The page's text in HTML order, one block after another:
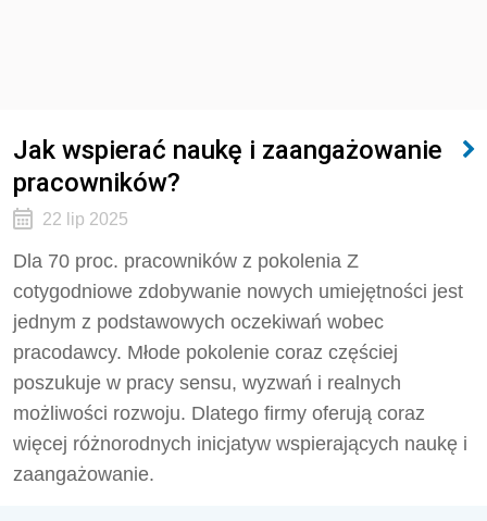
Jak wspierać naukę i zaangażowanie
pracowników?
22 lip 2025
Dla 70 proc. pracowników z pokolenia Z
cotygodniowe zdobywanie nowych umiejętności jest
jednym z podstawowych oczekiwań wobec
pracodawcy. Młode pokolenie coraz częściej
poszukuje w pracy sensu, wyzwań i realnych
możliwości rozwoju. Dlatego firmy oferują coraz
więcej różnorodnych inicjatyw wspierających naukę i
zaangażowanie.